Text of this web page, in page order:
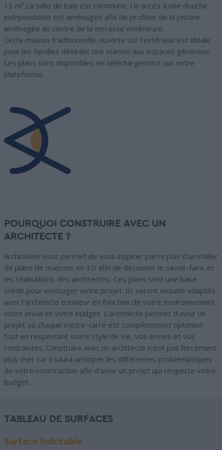
13 m² La salle de bain est commune. Un accès à une douche
indépendante est aménagée afin de profiter de la piscine
aménagée au centre de la terrasse extérieure.
Cette maison traditionnelle ouverte sur l’extérieur est idéale
pour les familles désirant une maison aux espaces généreux.
Les plans sont disponibles en téléchargement sur notre
plateforme.
POURQUOI CONSTRUIRE AVEC UN
ARCHITECTE ?
Archionline vous permet de vous inspirer parmi plus d'un millier
de plans de maisons en 3D afin de découvrir le savoir-faire et
les réalisations des architectes. Ces plans sont une base
solide pour envisager votre projet. Ils seront ensuite adaptés
avec l'architecte créateur en fonction de votre environnement,
votre envie et votre budget. L'architecte permet d'avoir un
projet où chaque mètre-carré est complètement optimisé
tout en respectant votre style de vie, vos envies et vos
contraintes. Construire avec un architecte n'est pas forcément
plus cher car il saura anticiper les différentes problématiques
de votre construction afin d'avoir un projet qui respecte votre
budget
TABLEAU DE SURFACES
Surface habitable